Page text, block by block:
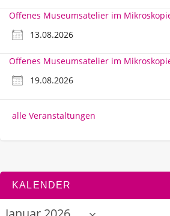
Offenes Museumsatelier im
13.08.2026
Offenes Museumsatelier im
19.08.2026
alle Veranstaltungen
KALENDER